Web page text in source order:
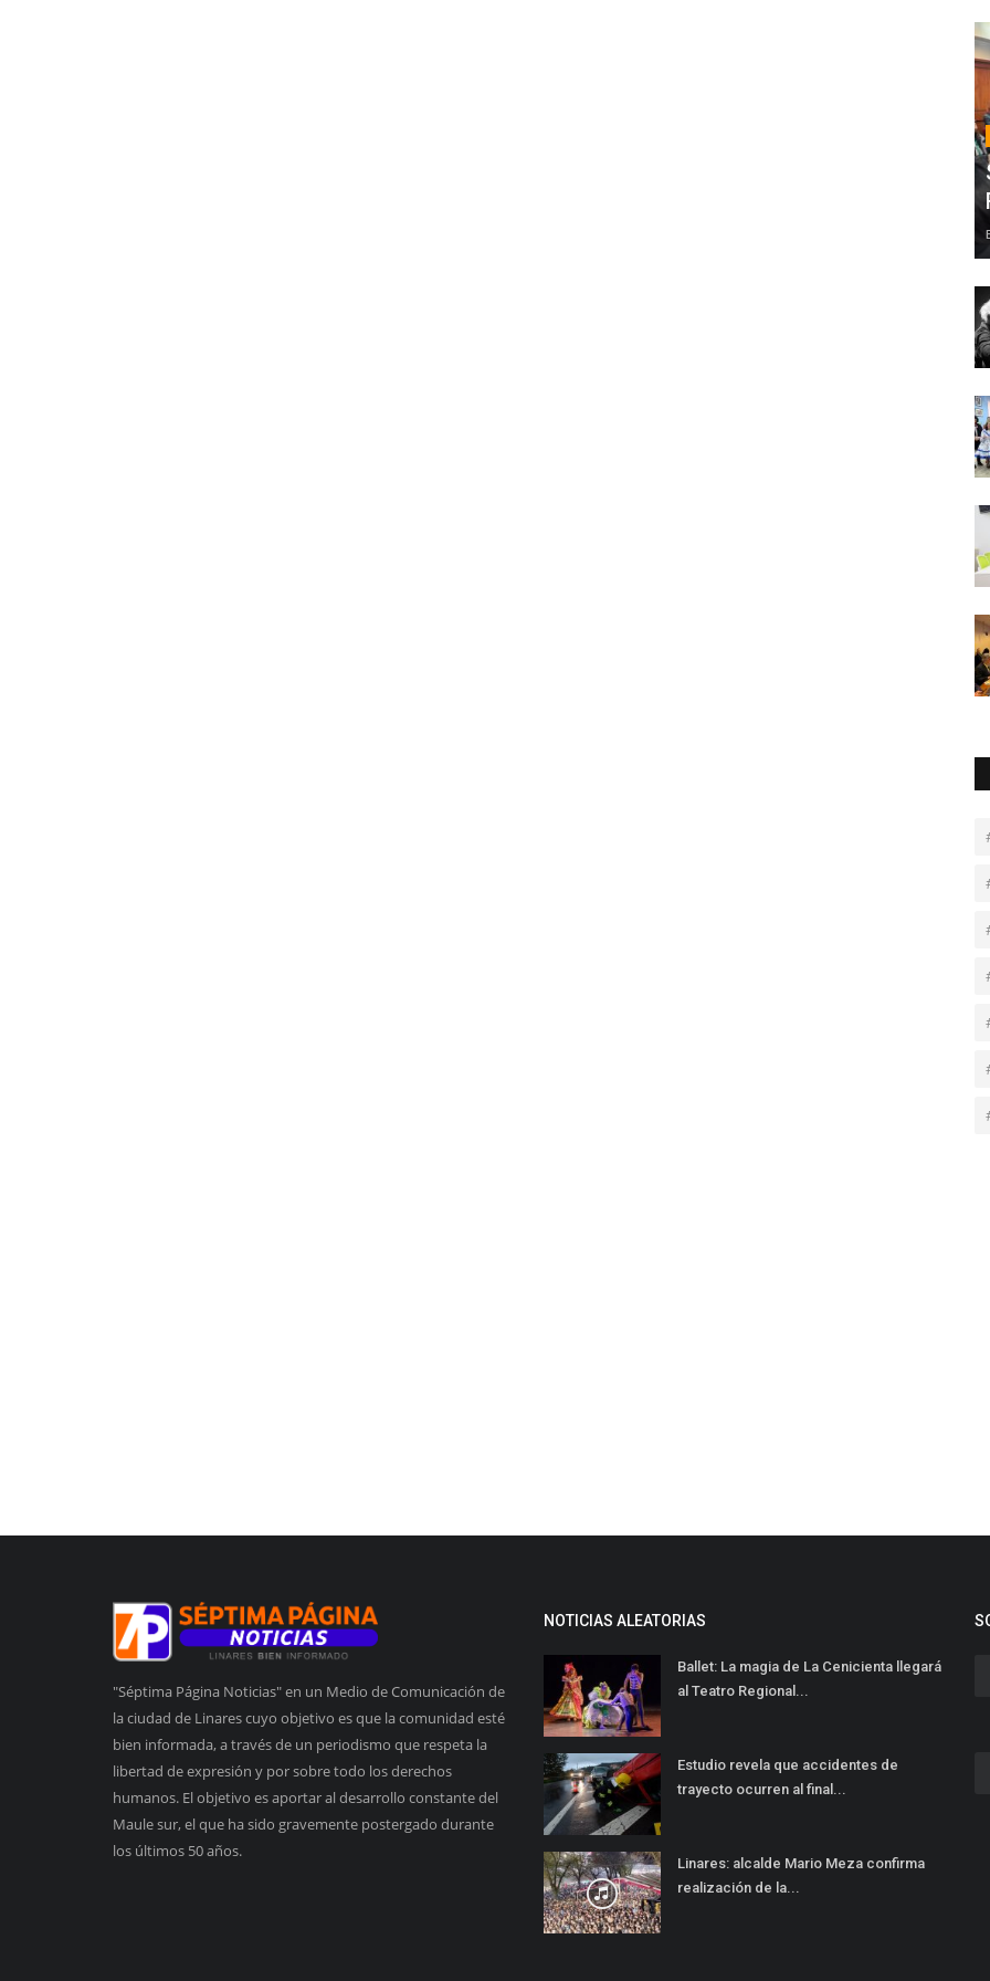
"Séptima Página Noticias" en un Medio de Comunicación de
la ciudad de Linares cuyo objetivo es que la comunidad esté
bien informada, a través de un periodismo que respeta la
libertad de expresión y por sobre todo los derechos
humanos. El objetivo es aportar al desarrollo constante del
Maule sur, el que ha sido gravemente postergado durante
los últimos 50 años.
NOTICIAS ALEATORIAS
Ballet: La magia de La Cenicienta llegará
al Teatro Regional...
Estudio revela que accidentes de
trayecto ocurren al final...
Linares: alcalde Mario Meza confirma
realización de la...